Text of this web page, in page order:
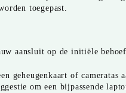
toegepast.
aansluit op de initiële
geheugenkaart of
om een bijpassende